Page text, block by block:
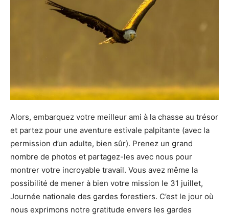
Alors, embarquez votre meilleur ami à la chasse au trésor
et partez pour une aventure estivale palpitante (avec la
permission d’un adulte, bien sûr). Prenez un grand
nombre de photos et partagez-les avec nous pour
montrer votre incroyable travail. Vous avez même la
possibilité de mener à bien votre mission le 31 juillet,
Journée nationale des gardes forestiers. C’est le jour où
nous exprimons notre gratitude envers les gardes